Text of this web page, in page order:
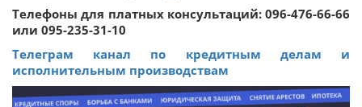
Телефоны для платных консультаций: 096-476-66-66
или 095-235-31-10
Телеграм канал по кредитным делам и
исполнительным производствам